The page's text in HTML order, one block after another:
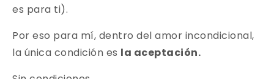
es para ti).
Por eso para mí, dentro del amor incondicional,
la única condición es la aceptación.